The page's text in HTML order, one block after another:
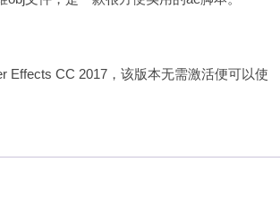
Effects CC 2017，该版本无需激活便可以使